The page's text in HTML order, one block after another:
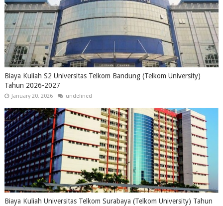
Biaya Kuliah S2 Universitas Telkom Bandung (Telkom University)
Tahun 2026-2027
January 20, 2026 undefined
Biaya Kuliah Universitas Telkom Surabaya (Telkom University) Tahun